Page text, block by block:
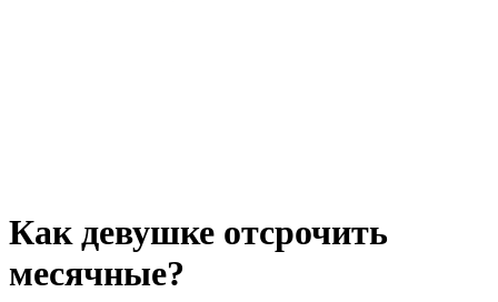
Как девушке отсрочить
месячные?